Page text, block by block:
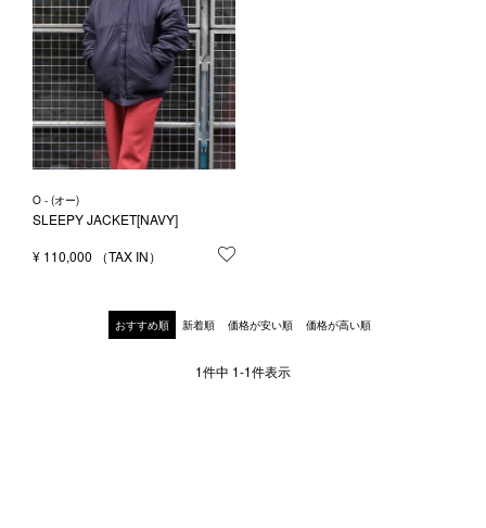
O - (オー)
SLEEPY JACKET[NAVY]
¥ 110,000
おすすめ順 新着順 価格が安い順 価格が高い順
1件中 1-1件表示